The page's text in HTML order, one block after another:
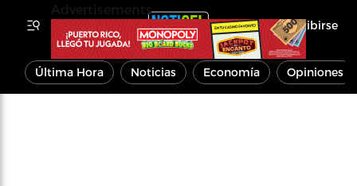
Inscribirse
Última Hora Noticias Economía Opiniones
Advertisements